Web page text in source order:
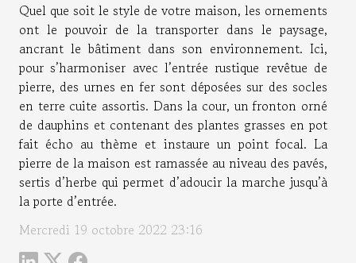
Quel que soit le style de votre maison, les ornements
ont le pouvoir de la transporter dans le paysage,
ancrant le bâtiment dans son environnement. Ici,
pour s’harmoniser avec l’entrée rustique revêtue de
pierre, des urnes en fer sont déposées sur des socles
en terre cuite assortis. Dans la cour, un fronton orné
de dauphins et contenant des plantes grasses en pot
fait écho au thème et instaure un point focal. La
pierre de la maison est ramassée au niveau des pavés,
sertis d’herbe qui permet d’adoucir la marche jusqu’à
la porte d’entrée.
Mercredi 19 octobre 2022 23:16